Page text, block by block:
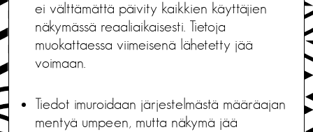
ei välttämättä päivity kaikkien käyttäjien
näkymässä reaaliaikaisesti. Tietoja
muokattaessa viimeisenä lähetetty jää
voimaan.
Tiedot imuroidaan järjestelmästä määräajan
mentyä umpeen, mutta näkymä jää